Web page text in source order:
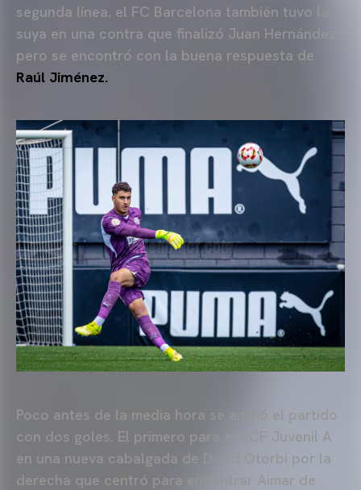
segunda línea. el FC Barcelona también tuvo la
suya en una contra que finalizó Juan Hernández
pero se encontró con la buena respuesta de
Raúl Jiménez.
Poco antes de la media hora se animó el partido
con dos goles. El primero para el VCF Juvenil A
en una nueva cabalgada de David Otorbi por la
derecha que centró para encontrar Aimar de